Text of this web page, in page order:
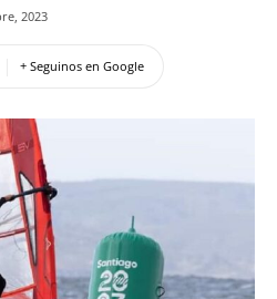
2023
+ Seguinos en Google